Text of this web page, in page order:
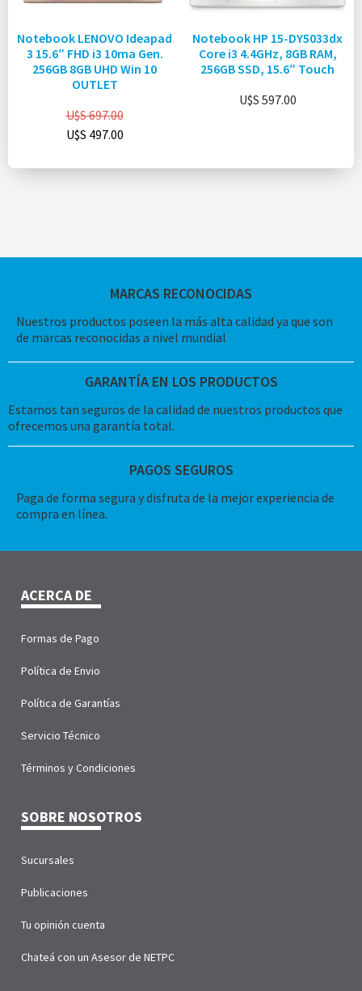
Notebook LENOVO Ideapad
3 15.6″ FHD i3 10ma Gen.
256GB 8GB UHD Win 10
OUTLET
U$S697.00
U$S 497.00
Notebook HP 15-DY5033dx
Core i3 4.4GHz, 8GB RAM,
256GB SSD, 15.6″ Touch
U$S 597.00
MARCAS RECONOCIDAS
Nuestros productos poseen la más alta calidad ya que son
de marcas reconocidas a nivel mundial
GARANTÍA EN LOS PRODUCTOS
Estamos tan seguros de la calidad de nuestros productos que
ofrecemos una garantía total.
PAGOS SEGUROS
Paga de forma segura y disfruta de la mejor experiencia de
compra en línea.
ACERCA DE
Formas de Pago
Política de Envio
Política de Garantías
Servicio Técnico
Términos y Condiciones
SOBRE NOSOTROS
Sucursales
Publicaciones
Tu opinión cuenta
Chateá con un Asesor de NETPC